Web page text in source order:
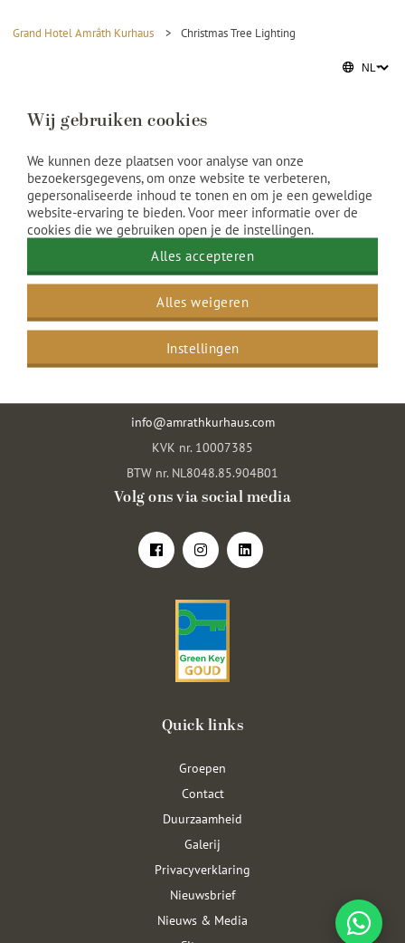
Grand Hotel Amrâth Kurhaus > Christmas Tree Lighting
Grand Hotel Amrâth Kurhaus
Gevers Deynootplein 30
2586 CK Den Haag
Nederland
info@amrathkurhaus.com
KVK nr. 10007385
BTW nr. NL8048.85.904B01
Volg ons via social media
Quick links
Groepen
Contact
Duurzaamheid
Galerij
Privacyverklaring
Nieuwsbrief
Nieuws & Media
Wij gebruiken cookies
We kunnen deze plaatsen voor analyse van onze
bezoekersgegevens, om onze website te verbeteren,
gepersonaliseerde inhoud te tonen en om je een geweldige
website-ervaring te bieden. Voor meer informatie over de
cookies die we gebruiken open je de instellingen.
Alles accepteren
Alles weigeren
Instellingen